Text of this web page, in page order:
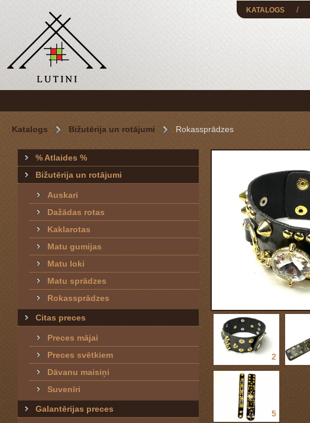
KATALOGS /
Katalogs Bižutērija un rotājumi Rokassprādzes
% Atlaides %
Bižutērija un rotājumi
Auskari
Dažādas rotas
Kaklarotas
Matu gumijas
Matu loki
Matu sprādzes
Rokassprādzes
Citas preces
Preces mājai
Preces svētkiem
Dāvanu maisiņi
Suvenīri
Galantērijas preces
2
5